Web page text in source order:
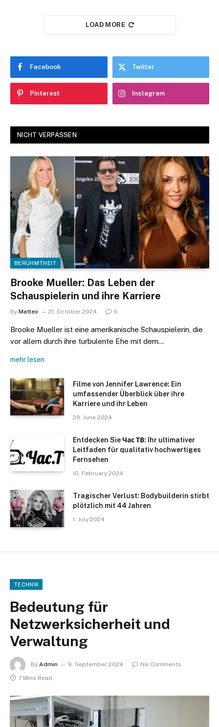
LOAD MORE
Facebook Twitter
Pinterest Instagram
NICHT VERPASSEN
BERÜHMTHEIT
Brooke Mueller: Das Leben der
Schauspielerin und ihre Karriere
By Matteo 21. October 2024 0
Brooke Mueller ist eine amerikanische Schauspielerin, die
vor allem durch ihre turbulente Ehe mit dem…
mehr lesen
Filme von Jennifer Lawrence: Ein
umfassender Überblick über ihre
Karriere und ihr Leben
29. June 2024
Entdecken Sie Час ТВ: Ihr ultimativer
Leitfaden für qualitativ hochwertiges
Fernsehen
10. February 2024
Tragischer Verlust: Bodybuilderin stirbt
plötzlich mit 44 Jahren
1. July 2024
TECHNIK
Bedeutung für
Netzwerksicherheit und
Verwaltung
By Admin 9. September 2024
No Comments
7 Mins Read